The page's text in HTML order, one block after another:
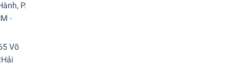
loại và sắp xếp các dụng cụ ăn uống, nấu
P.
-
Võ